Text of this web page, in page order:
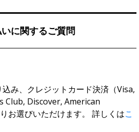
に関するご質問
み、クレジットカード決済（Visa,
Club, Discover, American
お選びいただけます。 詳しくはこ